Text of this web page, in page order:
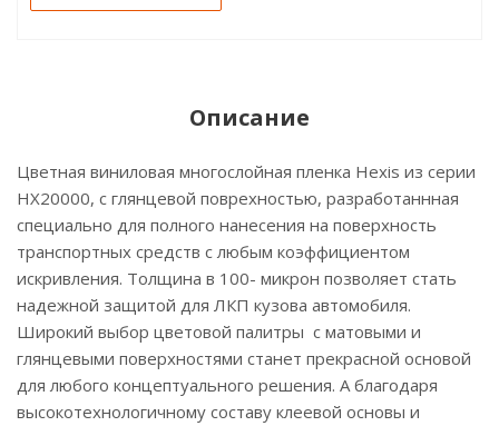
Описание
Цветная виниловая многослойная пленка Hexis из серии
НХ20000, с глянцевой поврехностью, разработаннная
специально для полного нанесения на поверхность
транспортных средств с любым коэффициентом
искривления. Толщина в 100- микрон позволяет стать
надежной защитой для ЛКП кузова автомобиля.
Широкий выбор цветовой палитры с матовыми и
глянцевыми поверхностями станет прекрасной основой
для любого концептуального решения. А благодаря
высокотехнологичному составу клеевой основы и